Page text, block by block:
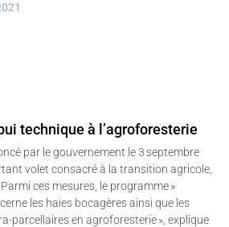
technique à l’agroforesterie
par le gouvernement le 3 septembre
volet consacré à la transition agricole,
ces mesures, le programme »
les haies bocagères ainsi que les
parcellaires en agroforesterie », explique